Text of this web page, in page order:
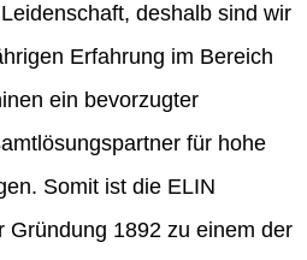
deshalb sind wir
Erfahrung im Bereich
ein bevorzugter
für hohe
Somit ist die ELIN
Gründung 1892 zu einem der